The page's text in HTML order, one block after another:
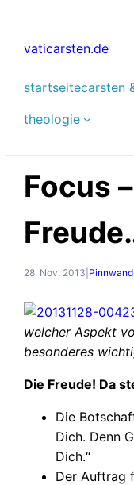
springen
vaticarsten.de
startseitecarsten
theologie
Focus
28. Nov. 2013 Pinnwand
welcher Aspekt
besonderes
Die Freude! Da
Die
Dich. Denn
Dich.“
Der Auftrag